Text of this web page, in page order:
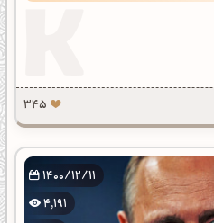
345
1400/12/11
4,191